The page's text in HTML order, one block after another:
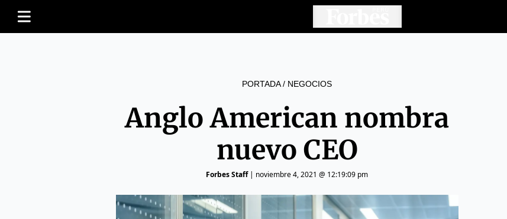
PORTADA/ NEGOCIOS
Anglo American nombra
nuevo CEO
Forbes Staff| noviembre 4, 2021 @ 12:19:09 pm